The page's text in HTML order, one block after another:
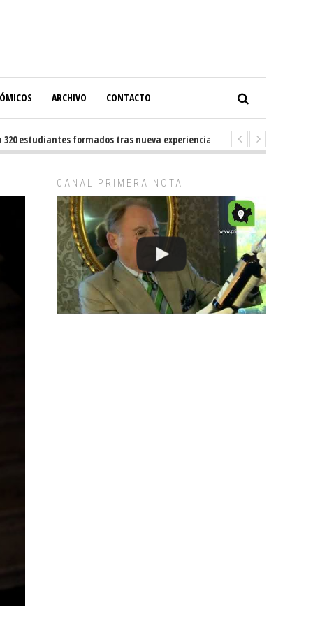
ARCHIVO CONTACTO
estudiantes formados tras nueva experiencia internacional en Buenos
CANAL PRIMERA NOTA